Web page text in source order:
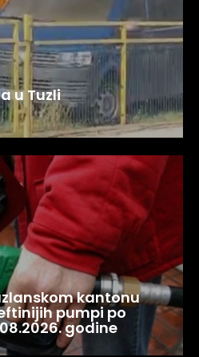
u Tuzli
kantonu
pumpi po
godine